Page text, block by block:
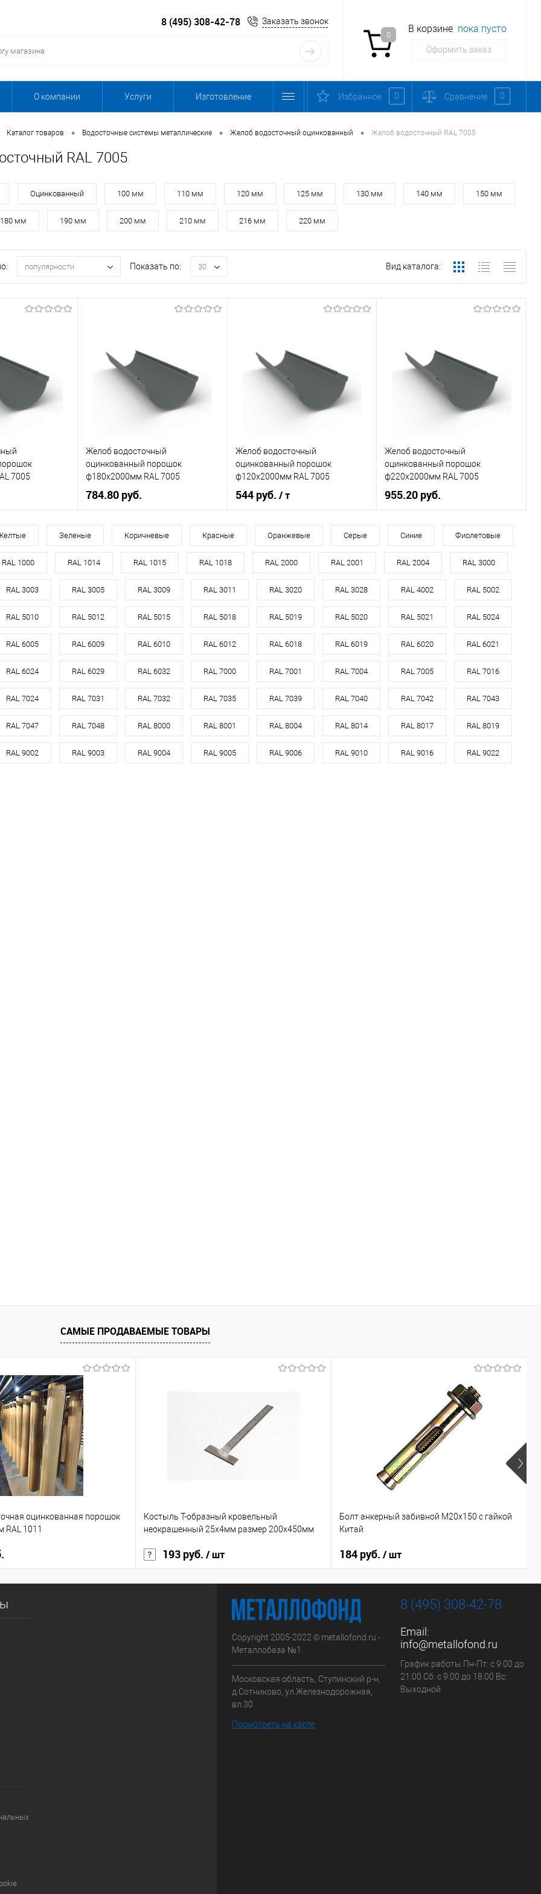
8 (495) 308-42-78 Заказать звонок
0
В корзине пока пусто
Оформить заказ
О компании Услуги Изготовление Избранное 0 Сравнение 0
Каталог товаров • Водосточные системы металлические • Желоб водосточный оцинкованный • Желоб водосточный RAL 7005
RAL 7005
Оцинкованный 100 мм 110 мм 120 мм 125 мм 130 мм 140 мм 150 мм
180 мм 190 мм 200 мм 210 мм 216 мм 220 мм
популярности Показать по: 30 Вид каталога:
7005
150
сталь с
порошковым
покрытием
7005
Сравнение
Под заказ
Желоб водосточный
оцинкованный порошок
ф180х2000мм RAL 7005
784.80 руб.
Диаметр, мм 180
Материал
оцинкованная сталь с
порошковым
покрытием
Цвет 7005
Цвет человеческий серый
В корзину
Купить в 1 клик
Сравнение
В избранное
Под заказ
Желоб водосточный
оцинкованный порошок
ф120х2000мм RAL 7005
544 руб. / т
Диаметр, мм 120
Материал
оцинкованная сталь с
порошковым
покрытием
Цвет 7005
Цвет человеческий серый
В корзину
Купить в 1 клик
Сравнение
В избранное
Под заказ
Желоб водосточный
оцинкованный порошок
ф220х2000мм RAL 7005
955.20 руб.
Диаметр, мм
Материал
оцинкованная сталь с
порошковым
покрытием
Цвет 7005
Цвет человеческий серый
В корзину
Купить в 1 клик
Сравнение
В избранное
Под заказ
Зеленые Коричневые Красные Оранжевые Серые Синие Фиолетовые
RAL 1000 RAL 1014 RAL 1015 RAL 1018 RAL 2000 RAL 2001 RAL 2004 RAL 3000
RAL 3003 RAL 3005 RAL 3009 RAL 3011 RAL 3020 RAL 3028 RAL 4002 RAL 5002
RAL 5010 RAL 5012 RAL 5015 RAL 5018 RAL 5019 RAL 5020 RAL 5021 RAL 5024
RAL 6005 RAL 6009 RAL 6010 RAL 6012 RAL 6018 RAL 6019 RAL 6020 RAL 6021
RAL 6024 RAL 6029 RAL 6032 RAL 7000 RAL 7001 RAL 7004 RAL 7005 RAL 7016
RAL 7024 RAL 7031 RAL 7032 RAL 7035 RAL 7039 RAL 7040 RAL 7042 RAL 7043
RAL 7047 RAL 7048 RAL 8000 RAL 8001 RAL 8004 RAL 8014 RAL 8017 RAL 8019
RAL 9002 RAL 9003 RAL 9004 RAL 9005 RAL 9006 RAL 9010 RAL 9016 RAL 9022
САМЫЕ ПРОДАВАЕМЫЕ ТОВАРЫ
оцинкованная порошок
1011
Костыль Т-образный кровельный
неокрашенный 25х4мм размер 200х450мм
193 руб. / шт
Болт анкерный забивной М20х150 с гайкой
Китай
184 руб. / шт
Copyright 2005-2022 © metallofond.ru -
Металлобаза №1.
Московская область, Ступинский р-н,
д.Сотниково, ул.Железнодорожная,
вл.30
Посмотреть на карте
8 (495) 308-42-78
Email:
info@metallofond.ru
График работы Пн-Пт: с 9:00 до
21:00 Сб: с 9:00 до 18:00 Вс:
Выходной